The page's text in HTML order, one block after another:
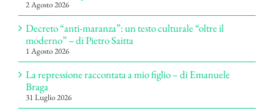
2 Agosto 2026
Decreto “anti-maranza”: un testo culturale “oltre il
moderno” – di Pietro Saitta
1 Agosto 2026
La repressione raccontata a mio figlio – di Emanuele
Braga
31 Luglio 2026